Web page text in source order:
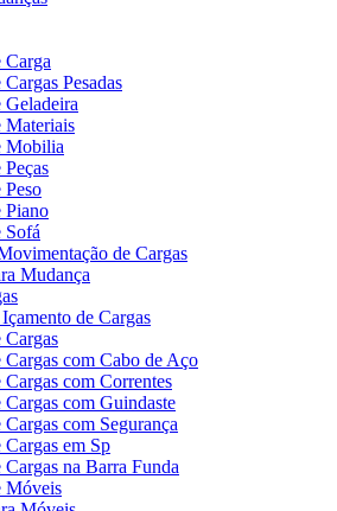
Carga
Pesadas
Geladeira
Materiais
Mobilia
Peso
Piano
Sofá
de Cargas
Mudança
de Cargas
Cargas
Cargas com Cabo de Aço
Cargas com Correntes
Cargas com Guindaste
com Segurança
em Sp
Cargas na Barra Funda
Móveis